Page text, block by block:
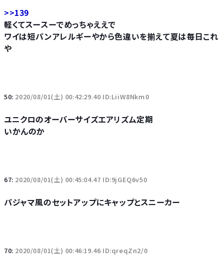
>>139
軽くてスースーでめっちゃええで
ワイは短パンアレルギーやから色違いを揃えて夏は毎日これ
や
50: 2020/08/01(土) 00:42:29.40 ID:LiiW8Nkm0
ユニクロのオーバーサイズエアリズム定期
いかんのか
67: 2020/08/01(土) 00:45:04.47 ID:9jGEQ6v50
パジャマ風のセットアップにキャップとスニーカー
70: 2020/08/01(土) 00:46:19.46 ID:qreqZn2/0